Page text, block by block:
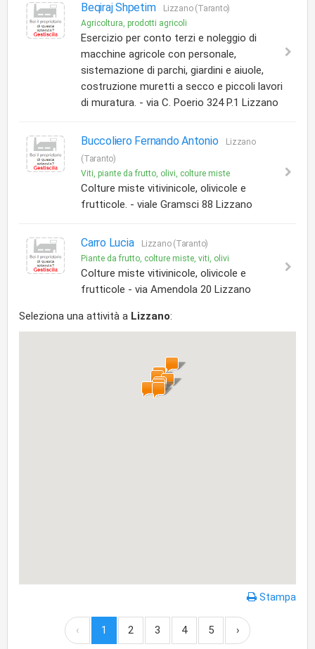
Beqiraj Shpetim
Lizzano (Taranto)
Agricoltura, prodotti agricoli
Esercizio per conto terzi e noleggio di
macchine agricole con personale,
sistemazione di parchi, giardini e aiuole,
costruzione muretti a secco e piccoli lavori
di muratura. - via C. Poerio 324 P.1 Lizzano
Buccoliero Fernando Antonio
Lizzano
(Taranto)
Viti, piante da frutto, olivi, colture miste
Colture miste vitivinicole, olivicole e
frutticole. - viale Gramsci 88 Lizzano
Carro Lucia
Lizzano (Taranto)
Piante da frutto, colture miste, viti, olivi
Colture miste vitivinicole, olivicole e
frutticole - via Amendola 20 Lizzano
Seleziona una attività a Lizzano:
Stampa
‹ 1 2 3 4 5 ›